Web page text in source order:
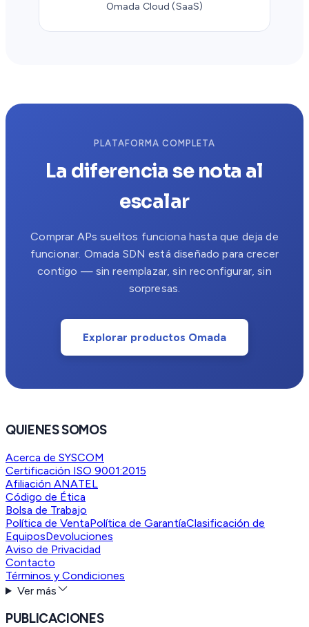
Omada Cloud (SaaS)
PLATAFORMA COMPLETA
La diferencia se nota al
escalar
Comprar APs sueltos funciona hasta que deja de
funcionar. Omada SDN está diseñado para crecer
contigo — sin reemplazar, sin reconfigurar, sin
sorpresas.
Explorar productos Omada
QUIENES SOMOS
Acerca de SYSCOM
Certificación ISO 9001:2015
Afiliación ANATEL
Código de Ética
Bolsa de Trabajo
Política de VentaPolítica de GarantíaClasificación de
EquiposDevoluciones
Aviso de Privacidad
Contacto
Términos y Condiciones
Ver más
PUBLICACIONES